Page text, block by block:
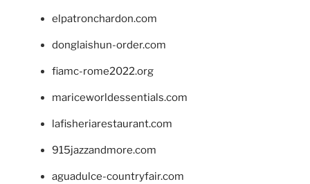
elpatronchardon.com
donglaishun-order.com
fiamc-rome2022.org
mariceworldessentials.com
lafisheriarestaurant.com
915jazzandmore.com
aguadulce-countryfair.com